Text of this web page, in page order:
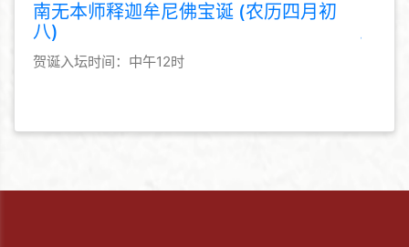
南无本师释迦牟尼佛宝诞 (农历四月初
八)
贺诞入坛时间：中午12时